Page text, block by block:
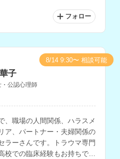
フォロー
子
・公認心理師
、職場の人間関係、ハラスメ
ア、パートナー・夫婦関係の
ラーさんです。トラウマ専門
校での臨床経験もお持ちで、
8/14 9:30〜 相談可能